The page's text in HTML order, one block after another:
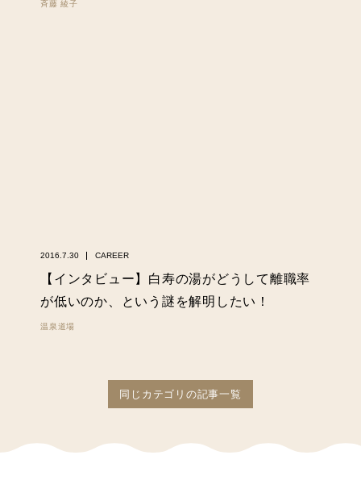
斉藤 綾子
2016.7.30 CAREER
【インタビュー】白寿の湯がどうして離職率
が低いのか、という謎を解明したい！
温泉道場
同じカテゴリの記事一覧